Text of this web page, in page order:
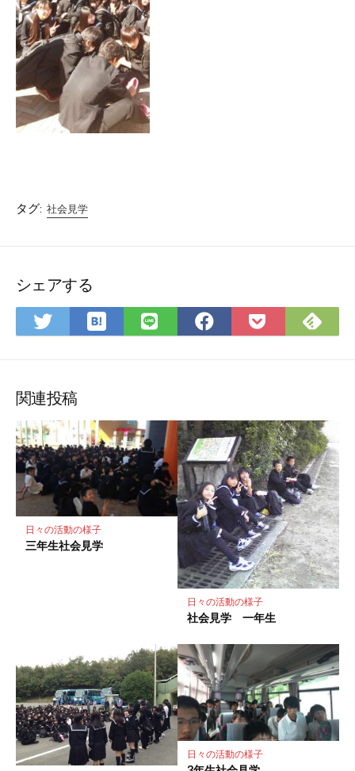
タグ: 社会見学
シェアする
Twitter
で
ア
は
て
ク
マ
ー
ク
に
保
LINE
で
Facebook
で
Pocket
に
で
関連投稿
日々の活動の様子
三年生社会見学
日々の活動の様子
社会見学 一年生
日々の活動の様子